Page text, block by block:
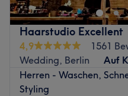
Haarstudio Excellent
4,9
1561
Wedding, Berlin
Auf
Herren - Waschen,
Styling